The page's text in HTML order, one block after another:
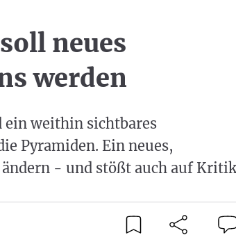
neues
werden
ein weithin sichtbares
Pyramiden. Ein neues,
- und stößt auch auf